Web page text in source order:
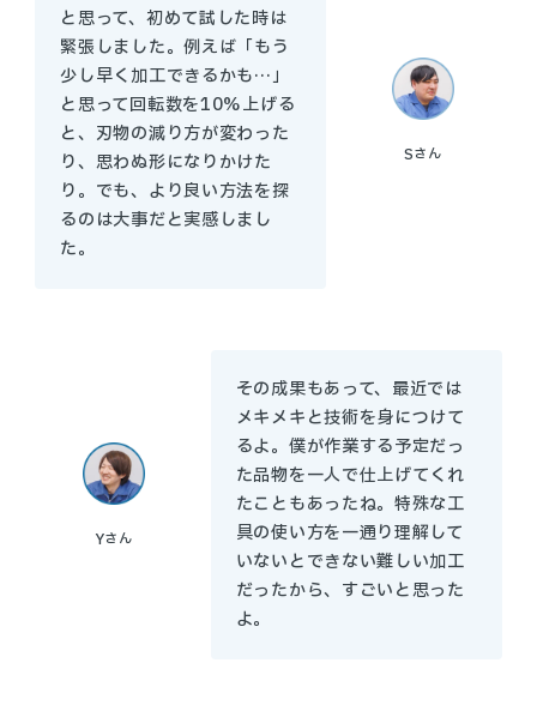
Sさん
と思って、初めて試した時は
緊張しました。例えば「もう
少し早く加工できるかも…」
と思って回転数を10%上げる
と、刃物の減り方が変わった
り、思わぬ形になりかけた
り。でも、より良い方法を探
るのは大事だと実感しまし
た。
Yさん
その成果もあって、最近では
メキメキと技術を身につけて
るよ。僕が作業する予定だっ
た品物を一人で仕上げてくれ
たこともあったね。特殊な工
具の使い方を一通り理解して
いないとできない難しい加工
だったから、すごいと思った
よ。